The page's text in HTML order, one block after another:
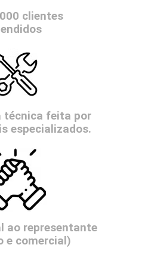
clientes
técnica feita por
especializados.
ao representante
e comercial)